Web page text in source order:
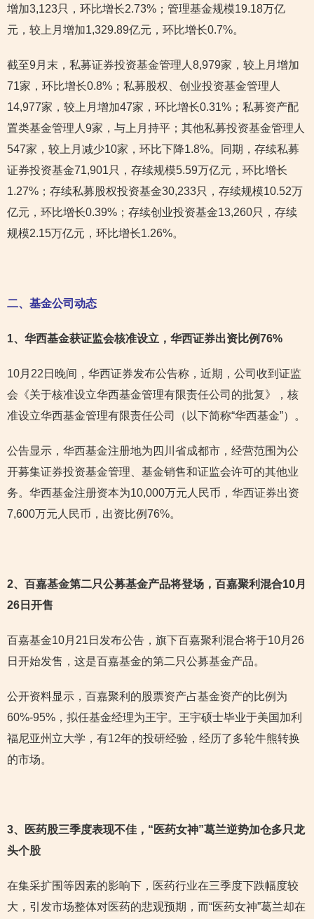
增加3,123只，环比增长2.73%；管理基金规模19.18万亿
元，较上月增加1,329.89亿元，环比增长0.7%。
截至9月末，私募证券投资基金管理人8,979家，较上月增加
71家，环比增长0.8%；私募股权、创业投资基金管理人
14,977家，较上月增加47家，环比增长0.31%；私募资产配
置类基金管理人9家，与上月持平；其他私募投资基金管理人
547家，较上月减少10家，环比下降1.8%。同期，存续私募
证券投资基金71,901只，存续规模5.59万亿元，环比增长
1.27%；存续私募股权投资基金30,233只，存续规模10.52万
亿元，环比增长0.39%；存续创业投资基金13,260只，存续
规模2.15万亿元，环比增长1.26%。
二、基金公司动态
1、华西基金获证监会核准设立，华西证券出资比例76%
10月22日晚间，华西证券发布公告称，近期，公司收到证监
会《关于核准设立华西基金管理有限责任公司的批复》，核
准设立华西基金管理有限责任公司（以下简称“华西基金”）。
公告显示，华西基金注册地为四川省成都市，经营范围为公
开募集证券投资基金管理、基金销售和证监会许可的其他业
务。华西基金注册资本为10,000万元人民币，华西证券出资
7,600万元人民币，出资比例76%。
2、百嘉基金第二只公募基金产品将登场，百嘉聚利混合10月
26日开售
百嘉基金10月21日发布公告，旗下百嘉聚利混合将于10月26
日开始发售，这是百嘉基金的第二只公募基金产品。
公开资料显示，百嘉聚利的股票资产占基金资产的比例为
60%-95%，拟任基金经理为王宇。王宇硕士毕业于美国加利
福尼亚州立大学，有12年的投研经验，经历了多轮牛熊转换
的市场。
3、医药股三季度表现不佳，“医药女神”葛兰逆势加仓多只龙
头个股
在集采扩围等因素的影响下，医药行业在三季度下跌幅度较
大，引发市场整体对医药的悲观预期，而“医药女神”葛兰却在